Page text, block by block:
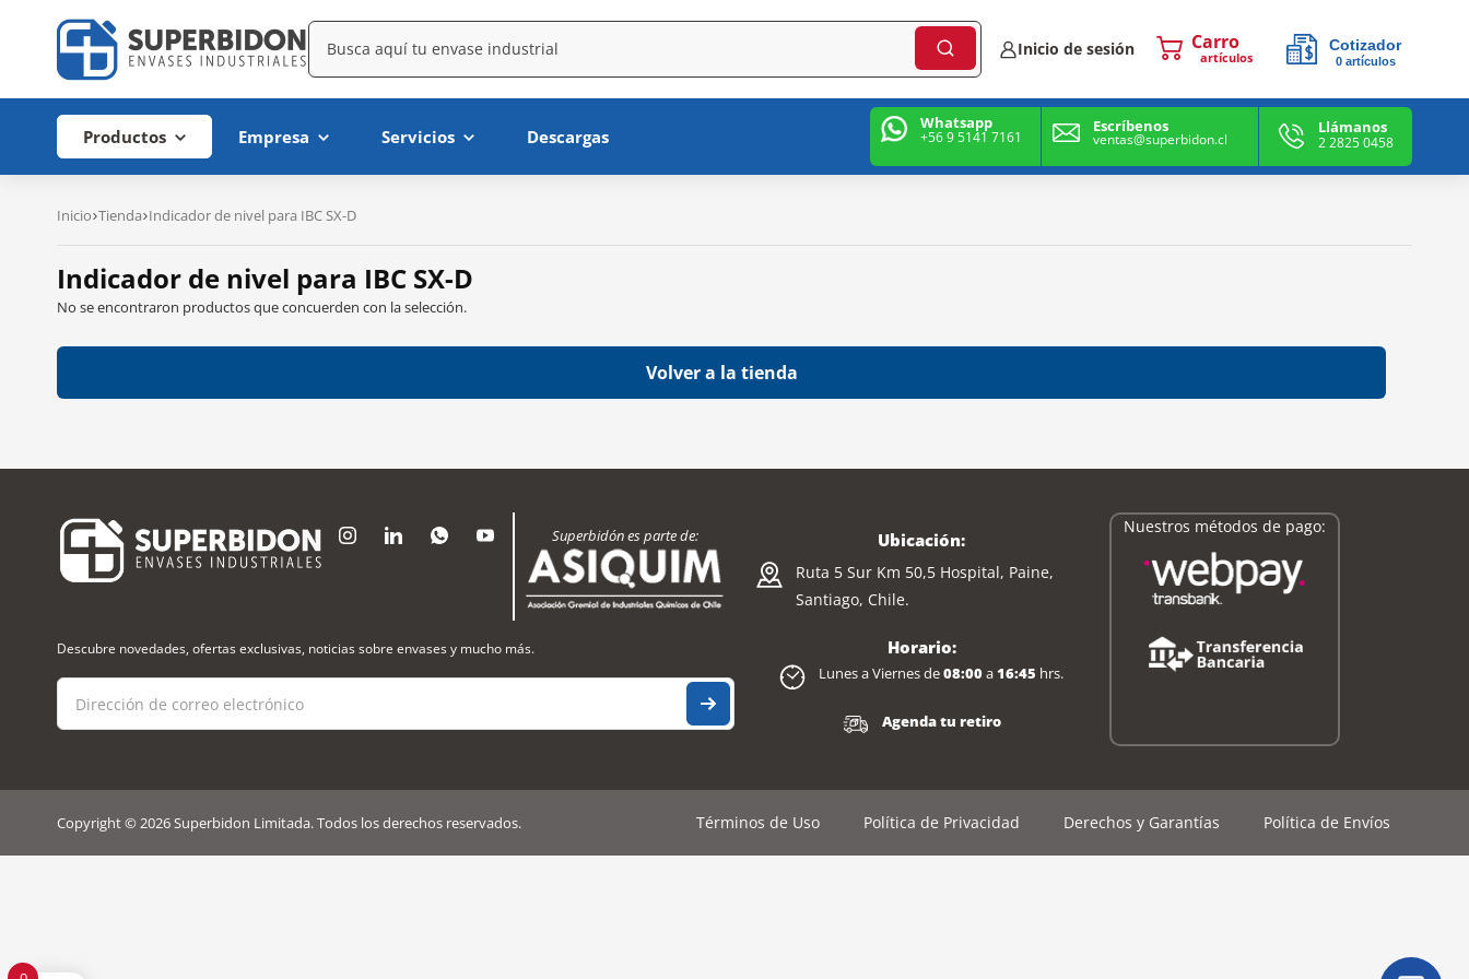
Inicio de sesión artículos
Cotizador
0artículos
Productos Empresa Servicios Descargas
Whatsapp
+56 9 5141 7161
Escríbenos
ventas@superbidon.cl
Llámanos
2 2825 0458
Inicio Tienda Indicador de nivel para IBC SX-D
Indicador de nivel para IBC SX-D
No se encontraron productos que concuerden con la selección.
Volver a la tienda
Superbidón es parte de:
Descubre novedades, ofertas exclusivas, noticias sobre envases y mucho más.
Ubicación:
Ruta 5 Sur Km 50,5 Hospital, Paine,
Santiago, Chile.
Horario:
Lunes a Viernes de08:00a16:45 hrs.
Agenda tu retiro
Nuestros métodos de pago:
Copyright © 2026 Superbidon Limitada. Todos los derechos reservados. Términos de Uso Política de Privacidad Derechos y Garantías Política de Envíos